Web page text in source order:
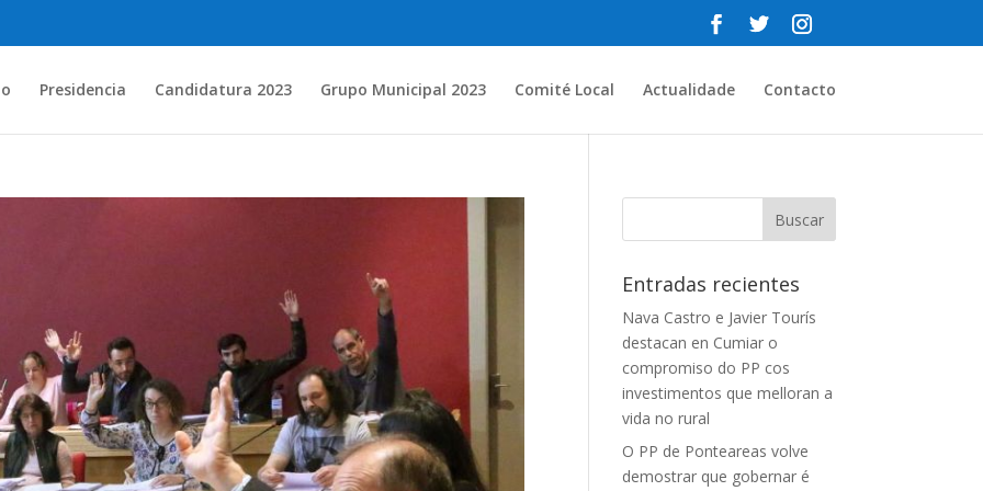
Presidencia Candidatura 2023 Grupo Municipal 2023 Comité Local Actualidade Contacto
Entradas recientes
Nava Castro e Javier Tourís
destacan en Cumiar o
compromiso do PP cos
investimentos que melloran a
vida no rural
O PP de Ponteareas volve
demostrar que gobernar é